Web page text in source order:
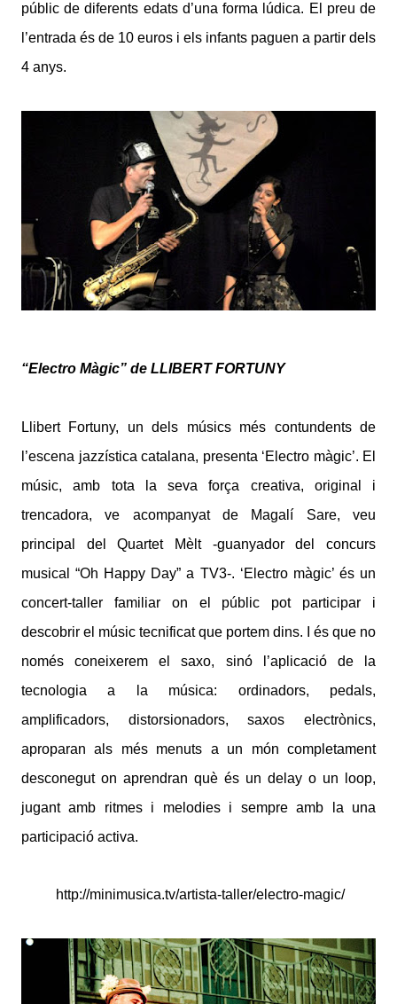
públic de diferents edats d’una forma lúdica. El preu de
l’entrada és de 10 euros i els infants paguen a partir dels
4 anys.
“Electro Màgic” de LLIBERT FORTUNY
Llibert Fortuny, un dels músics més contundents de
l’escena jazzística catalana, presenta ‘Electro màgic’. El
músic, amb tota la seva força creativa, original i
trencadora, ve acompanyat de Magalí Sare, veu
principal del Quartet Mèlt -guanyador del concurs
musical “Oh Happy Day” a TV3-. ‘Electro màgic’ és un
concert-taller familiar on el públic pot participar i
descobrir el músic tecnificat que portem dins. I és que no
només coneixerem el saxo, sinó l’aplicació de la
tecnologia a la música: ordinadors, pedals,
amplificadors, distorsionadors, saxos electrònics,
aproparan als més menuts a un món completament
desconegut on aprendran què és un delay o un loop,
jugant amb ritmes i melodies i sempre amb la una
participació activa.
http://minimusica.tv/artista-taller/electro-magic/